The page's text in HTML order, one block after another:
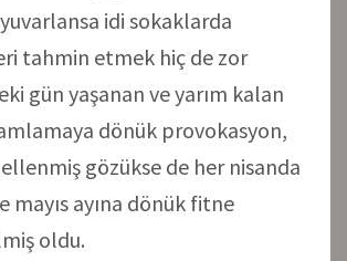
idi sokaklarda
tahmin etmek hiç de zor
gün yaşanan ve yarım kalan
dönük provokasyon,
gözükse de her nisanda
mayıs ayına dönük fitne
oldu.